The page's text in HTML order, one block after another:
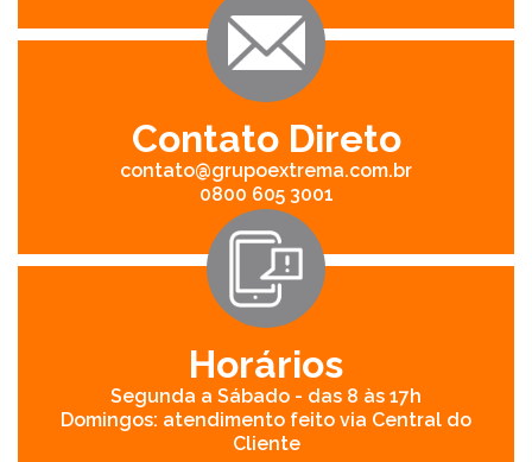
Contato Direto
contato@grupoextrema.com.br
0800 605 3001
Horários
Segunda a Sábado - das 8 às 17h
Domingos: atendimento feito via Central do
Cliente